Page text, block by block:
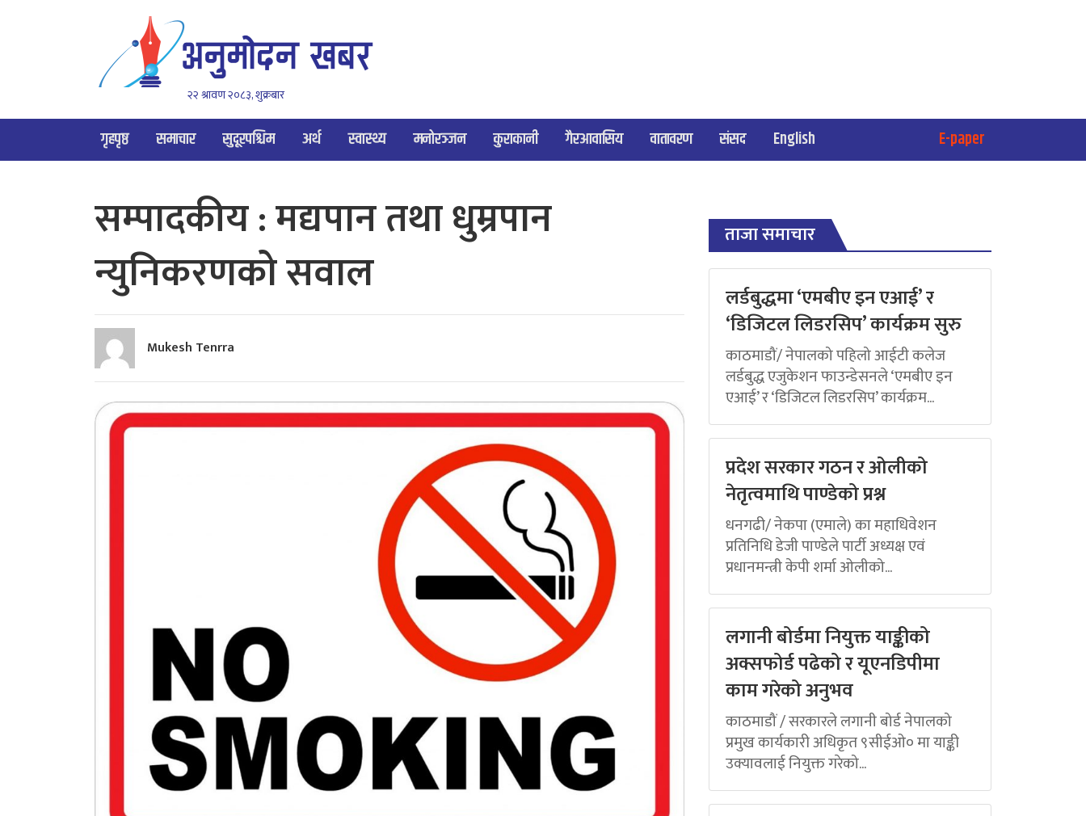
२२ श्रावण २०८३, शुक्रबार
गृहपृष्ठ समाचार सुदूरपश्चिम अर्थ स्वास्थ्य मनोरञ्जन कुराकानी गैरआवासिय वातावरण संसद English E-paper
सम्पादकीय : मद्यपान तथा धुम्रपान
न्युनिकरणको सवाल
Mukesh Tenrra
ताजा समाचार
लर्डबुद्धमा ‘एमबीए इन एआई’ र
‘डिजिटल लिडरसिप’ कार्यक्रम सुरु
काठमाडौं/ नेपालको पहिलो आईटी कलेज
लर्डबुद्ध एजुकेशन फाउन्डेसनले ‘एमबीए इन
एआई’ र ‘डिजिटल लिडरसिप’ कार्यक्रम...
प्रदेश सरकार गठन र ओलीको
नेतृत्वमाथि पाण्डेको प्रश्न
धनगढी/ नेकपा (एमाले) का महाधिवेशन
प्रतिनिधि डेजी पाण्डेले पार्टी अध्यक्ष एवं
प्रधानमन्त्री केपी शर्मा ओलीको...
लगानी बोर्डमा नियुक्त याङ्कीको
अक्सफोर्ड पढेको र यूएनडिपीमा
काम गरेको अनुभव
काठमाडौं / सरकारले लगानी बोर्ड नेपालको
प्रमुख कार्यकारी अधिकृत ९सीईओ० मा याङ्की
उक्यावलाई नियुक्त गरेको...